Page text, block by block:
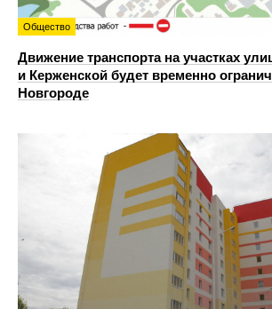
Общество
Движение транспорта на участках
и Керженской будет временно
Новгороде